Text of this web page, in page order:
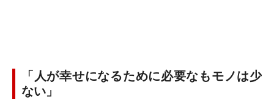
「人が幸せになるために必要なもモノは少
ない」